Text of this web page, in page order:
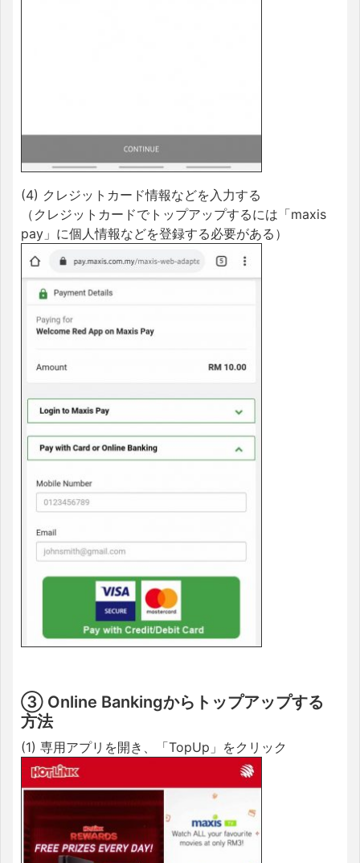
(4) クレジットカード情報などを入力する
（クレジットカードでトップアップするには「maxis
pay」に個人情報などを登録する必要がある）
③ Online Bankingからトップアップする
方法
(1) 専用アプリを開き、「TopUp」をクリック